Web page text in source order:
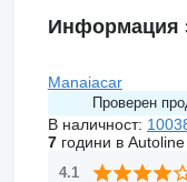
Информация
Manaiacar
Проверен
В наличност:
7години в Autoline
4.1